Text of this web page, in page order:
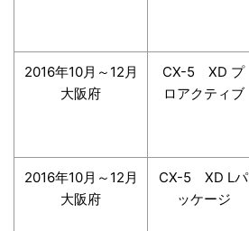
2016年10月～12月
大阪府
CX-5 XD プ
ロアクティブ
2016年10月～12月
大阪府
CX-5 XD Lパ
ッケージ